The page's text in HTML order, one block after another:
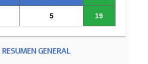
5 19
RESUMEN GENERAL